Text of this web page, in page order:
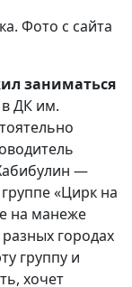
Фото с сайта
заниматься
ДК им.
—
«Цирк на
на манеже
городах
группу и
хочет